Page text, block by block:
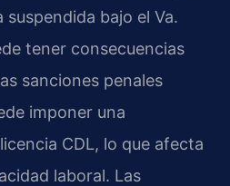
bajo el Va.
tener consecuencias
sanciones penales
imponer una
CDL, lo que afecta
laboral. Las